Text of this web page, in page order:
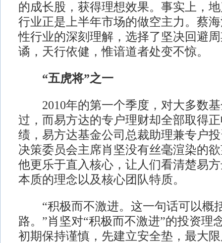
的成长股，获得理想效果。事实上，
行业正是上半年市场的做空主力。蔡
性行业的深刻理解，选择了坚决回避
谲，天行依健，惟谙道者处变不惊。
“五虎将”之一
2010年的第一个季度，对大多数基
过，而易方达的专户理财却全部取得
绩，易方达基金公司总裁助理兼专户
决策委员会主席肖坚没有丝毫渲染的
他更乐于直入核心，让人们看清楚易
本质的理念以及核心团队特质。
“积极而不激进。这一句话可以概
路。”肖坚对“积极而不激进”的投资理
初期保持谨慎，先建立安全垫，最大